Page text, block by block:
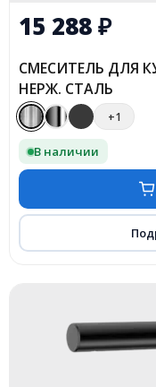
15 288₽
СМЕСИТЕЛЬ ДЛЯ
НЕРЖ. СТАЛЬ
+1
В наличии